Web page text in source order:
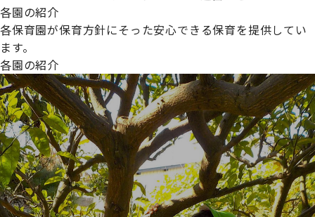
各園の紹介
各保育園が保育方針にそった安心できる保育を提供してい
ます。
各園の紹介